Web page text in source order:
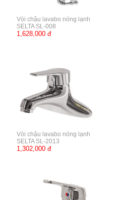
Vòi chậu lavabo nóng lạnh
SELTA SL-008
1,628,000 đ
Vòi chậu lavabo nóng lạnh
SELTA SL-2013
1,302,000 đ